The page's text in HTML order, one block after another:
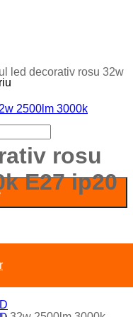
led decorativ rosu 32w
rosu
E27 ip20